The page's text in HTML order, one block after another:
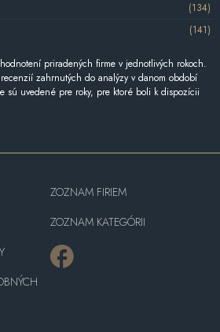
(134)
(141)
priradených firme v jednotlivých rokoch.
zahrnutých do analýzy v danom období
sú uvedené pre roky, pre ktoré boli k dispozícii
ZOZNAM FIRIEM
ZOZNAM KATEGÓRII